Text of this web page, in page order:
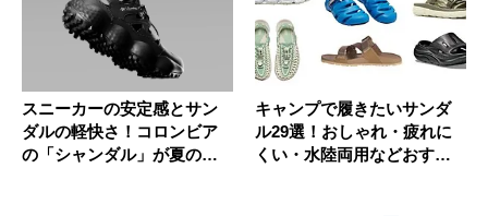
スニーカーの安定感とサン
ダルの軽快さ！コロンビア
の「シャンダル」が夏の外
キャンプで履きたいサンダ
ル29選！おしゃれ・疲れに
くい・水陸両用などおすす